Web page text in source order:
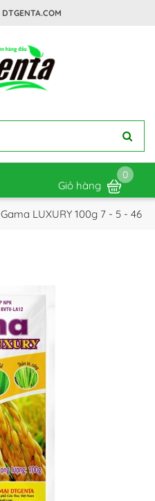
DTGENTA.COM
Giỏ hàng
0
Gama LUXURY 100g 7 - 5 - 46